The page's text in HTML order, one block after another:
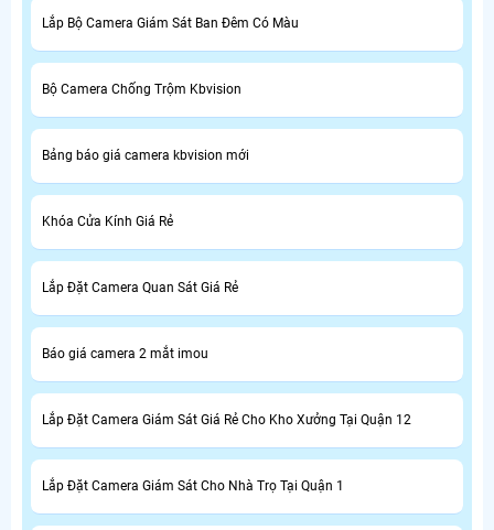
Lắp Bộ Camera Giám Sát Ban Đêm Có Màu
Bộ Camera Chống Trộm Kbvision
Bảng báo giá camera kbvision mới
Khóa Cửa Kính Giá Rẻ
Lắp Đặt Camera Quan Sát Giá Rẻ
Báo giá camera 2 mắt imou
Lắp Đặt Camera Giám Sát Giá Rẻ Cho Kho Xưởng Tại Quận 12
Lắp Đặt Camera Giám Sát Cho Nhà Trọ Tại Quận 1